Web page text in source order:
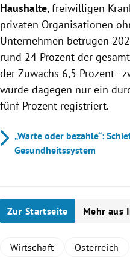
Haushalte, freiwilligen
privaten Organisationen
Unternehmen betrugen
rund 24 Prozent der
der Zuwachs 6,5 Prozent -
wurde dagegen nur ein
fünf Prozent registriert.
„Warte oder bezahle“:
Gesundheitssystem
Zur Startseite Mehr aus
Wirtschaft Österreich